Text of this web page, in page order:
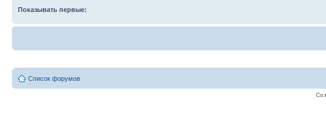
Показывать первые:
Список форумов